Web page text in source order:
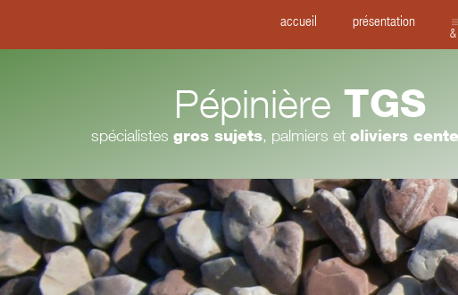
accueil présentation
Pépinière TGS
spécialistes gros sujets, palmiers et oliviers